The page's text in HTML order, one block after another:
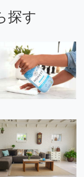
探す